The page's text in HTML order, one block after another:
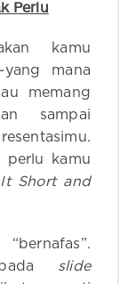
Perlu
kamu
mana
memang
sampai
perlu kamu
Short and
slide